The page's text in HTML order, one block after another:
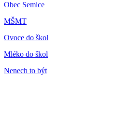
Obec Semice
MŠMT
Ovoce do škol
Mléko do škol
Nenech to být